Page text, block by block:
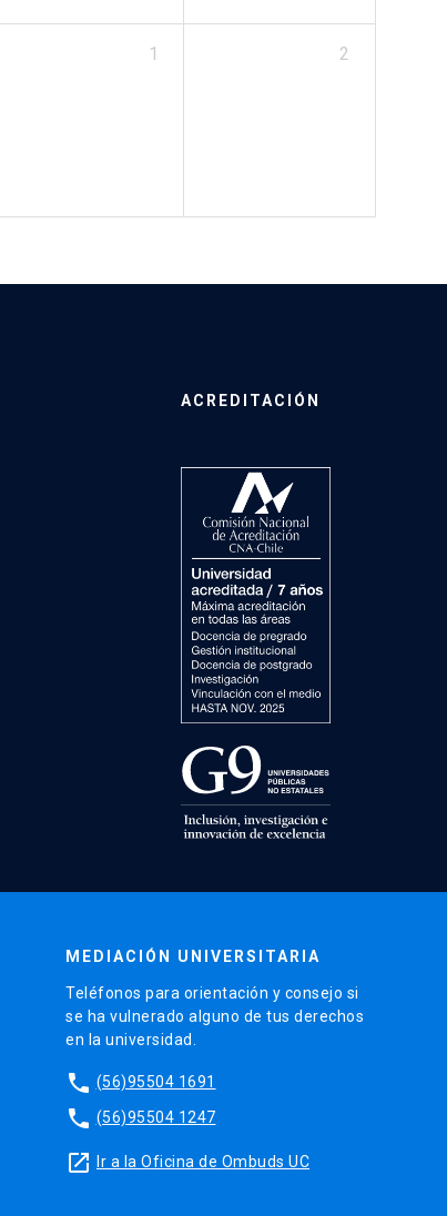
1 2
ACREDITACIÓN
MEDIACIÓN UNIVERSITARIA
Teléfonos para orientación y consejo si
se ha vulnerado alguno de tus derechos
en la universidad.
phone (56)95504 1691
phone (56)95504 1247
launch Ir a la Oficina de Ombuds UC